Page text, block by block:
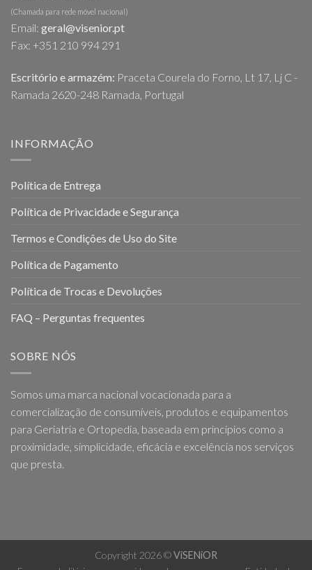
(Chamada para rede móvel nacional)
Email: geral@visenior.pt
Fax: +351 210 994 291
Escritório e armazém: Praceta Courela do Forno, Lt 17, Lj C -
Ramada 2620-248 Ramada, Portugal
INFORMAÇÃO
Política de Entrega
Política de Privacidade e Segurança
Termos e Condições de Uso do Site
Política de Pagamento
Política de Trocas e Devoluções
FAQ – Perguntas frequentes
SOBRE NÓS
Somos uma marca nacional vocacionada para a
comercialização de consumíveis, produtos e equipamentos
para Geriatria e Ortopedia, baseada em princípios como a
proximidade, simplicidade, eficácia e excelência nos serviços
que presta.
Copyright 2026 ©ViSENiOR